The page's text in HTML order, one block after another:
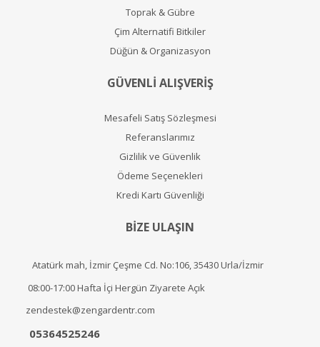
Toprak & Gübre
Çim Alternatifi Bitkiler
Düğün & Organizasyon
GÜVENLİ ALIŞVERİŞ
Mesafeli Satış Sözleşmesi
Referanslarımız
Gizlilik ve Güvenlik
Ödeme Seçenekleri
Kredi Kartı Güvenliği
BİZE ULAŞIN
Atatürk mah, İzmir Çeşme Cd. No:106, 35430 Urla/İzmir
08:00-17:00 Hafta İçi Hergün Ziyarete Açık
zendestek@zengardentr.com
05364525246